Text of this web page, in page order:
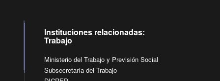
Instituciones relacionadas:
Trabajo
Ministerio del Trabajo y Previsión Social
Subsecretaría del Trabajo